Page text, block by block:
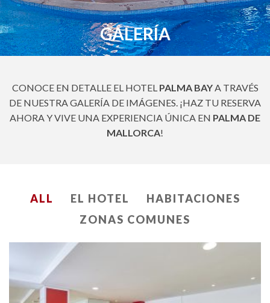
GALERÍA
CONOCE EN DETALLE EL HOTEL PALMA BAYA TRAVÉS
DE NUESTRA GALERÍA DE IMÁGENES. ¡HAZ TU RESERVA
AHORA Y VIVE UNA EXPERIENCIA ÚNICA EN PALMA DE
MALLORCA!
ALL EL HOTEL
HABITACIONES
ZONAS COMUNES